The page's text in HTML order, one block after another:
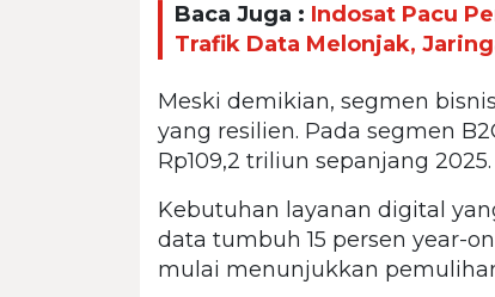
Baca Juga : Indosat Pacu
Trafik Data Melonjak,
Meski demikian, segmen
yang resilien. Pada segmen
Rp109,2 triliun sepanjang 2025.
Kebutuhan layanan digital
data tumbuh 15 persen year-
mulai menunjukkan